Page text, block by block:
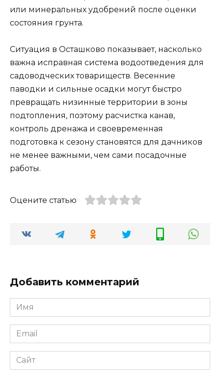
или минеральных удобрений после оценки
состояния грунта.
Ситуация в Осташково показывает, насколько
важна исправная система водоотведения для
садоводческих товариществ. Весенние
паводки и сильные осадки могут быстро
превращать низинные территории в зоны
подтопления, поэтому расчистка канав,
контроль дренажа и своевременная
подготовка к сезону становятся для дачников
не менее важными, чем сами посадочные
работы.
Оцените статью
Добавить комментарий
Имя
*
Email
*
Сайт